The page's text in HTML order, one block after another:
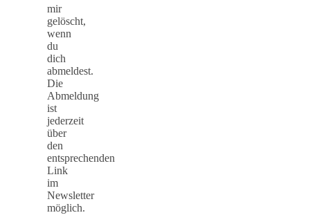
mir
gelöscht,
wenn
du
dich
abmeldest.
Die
Abmeldung
ist
jederzeit
über
den
entsprechenden
Link
im
Newsletter
möglich.